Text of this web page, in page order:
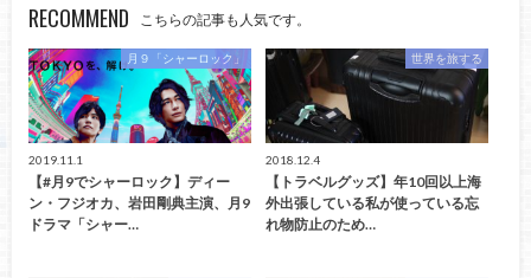
RECOMMEND こちらの記事も人気です。
月９「シャーロック」
2019.11.1
【#月9でシャーロック】ディー
ン・フジオカ、岩田剛典主演、月9
ドラマ「シャー…
世界を旅する
2018.12.4
【トラベルグッズ】年10回以上海
外出張している私が使っている忘
れ物防止のため…